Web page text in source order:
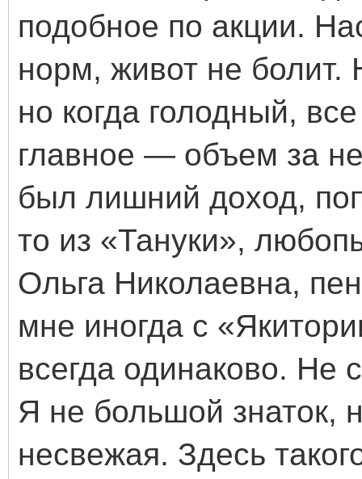
подобное по акции.
норм, живот не болит.
но когда голодный,
главное — объем за
был лишний доход,
то из «Тануки»,
Ольга Николаевна,
мне иногда с
всегда одинаково. Не
Я не большой знаток,
несвежая. Здесь